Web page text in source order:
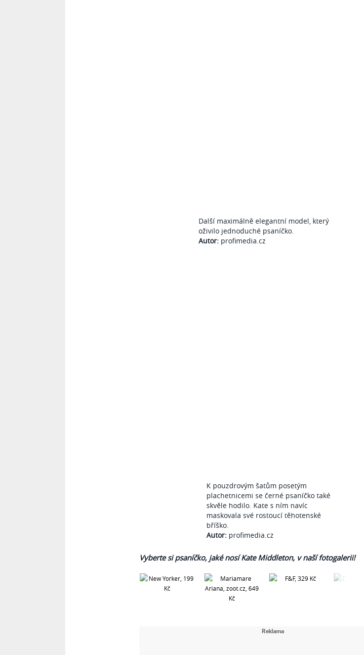
Další maximálně elegantní model, který
oživilo jednoduché psaníčko.
Autor:profimedia.cz
K pouzdrovým šatům posetým
plachetnicemi se černé psaníčko také
skvěle hodilo. Kate s ním navíc
maskovala své rostoucí těhotenské
bříško.
Autor:profimedia.cz
Vyberte si psaníčko, jaké nosí Kate Middleton, v naší fotogalerii!